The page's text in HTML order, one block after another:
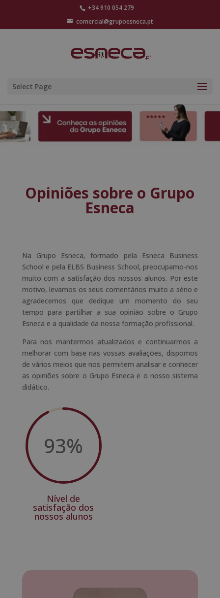
+34 910 054 279
comercial@grupoesneca.pt
Select Page
Opiniões sobre o Grupo
Esneca
Na Grupo Esneca, formado pela Esneca Business
School e pela ELBS Business School, preocupamo-nos
muito com a satisfação dos nossos alunos. Por este
motivo, levamos os seus comentários muito a sério e
agradecemos que dedique um momento do seu
tempo para partilhar a sua opinião sobre o Grupo
Esneca e a qualidade da nossa formação profissional.
Para nos mantermos atualizados e continuarmos a
melhorar com base nas vossas avaliações, dispomos
de vários meios que nos permitem analisar e conhecer
as opiniões sobre o Grupo Esneca e o nosso sistema
didático.
93%
Nível de
satisfação dos
nossos alunos